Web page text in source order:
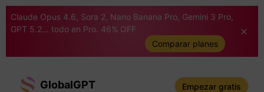
Claude Opus 4.6, Sora 2, Nano Banana Pro, Gemini 3 Pro,
GPT 5.2... todo en Pro. 46% OFF
Comparar planes
GlobalGPT Empezar gratis